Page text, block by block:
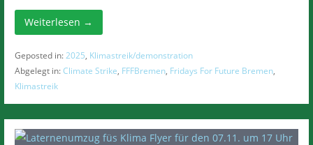
Weiterlesen →
Geposted in:2025, Klimastreik/demonstration
Abgelegt in:Climate Strike, FFFBremen, Fridays For Future Bremen,
Klimastreik